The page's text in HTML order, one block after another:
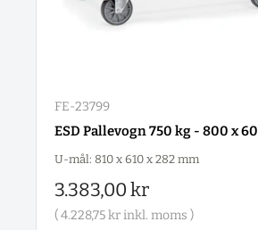
FE-23799
ESD Pallevogn 750 kg - 800 x
U-mål: 810 x 610 x 282 mm
Salgspris
3.383,00 kr
(4.228,75 krinkl. moms )